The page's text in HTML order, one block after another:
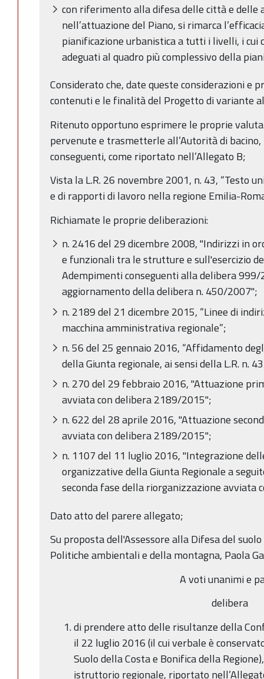
con riferimento alla difesa delle città e
nell’attuazione del Piano, si rimarca
pianificazione urbanistica a tutti i livelli, i cui
adeguati al quadro più complessivo della
Considerato che, date queste considerazioni e
contenuti e le finalità del Progetto di variante
Ritenuto opportuno esprimere le proprie
pervenute e trasmetterle all’Autorità di
conseguenti, come riportato nell’Allegato B;
Vista la L.R. 26 novembre 2001, n. 43, “Testo
e di rapporti di lavoro nella regione Emilia-
Richiamate le proprie deliberazioni:
n. 2416 del 29 dicembre 2008, "Indirizzi in
e funzionali tra le strutture e sull'esercizio
Adempimenti conseguenti alla delibera 999/
aggiornamento della delibera n. 450/2007";
n. 2189 del 21 dicembre 2015, “Linee di
macchina amministrativa regionale”;
n. 56 del 25 gennaio 2016, “Affidamento
della Giunta regionale, ai sensi della L.R. n.
n. 270 del 29 febbraio 2016, "Attuazione
avviata con delibera 2189/2015";
n. 622 del 28 aprile 2016, "Attuazione
avviata con delibera 2189/2015";
n. 1107 del 11 luglio 2016, "Integrazione
organizzative della Giunta Regionale a
seconda fase della riorganizzazione avviata
Dato atto del parere allegato;
Su proposta dell'Assessore alla Difesa del
Politiche ambientali e della montagna, Paola
A voti unanimi e
delibera
di prendere atto delle risultanze della
il 22 luglio 2016 (il cui verbale è
Suolo della Costa e Bonifica della
istruttorio regionale, riportato